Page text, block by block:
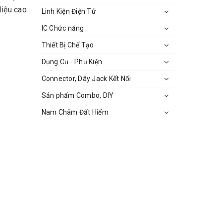
cao
Linh Kiện Điện Tử
IC Chức năng
Thiết Bị Chế Tạo
Dụng Cụ - Phụ Kiện
Connector, Dây Jack Kết Nối
Sản phẩm Combo, DIY
Nam Châm Đất Hiếm